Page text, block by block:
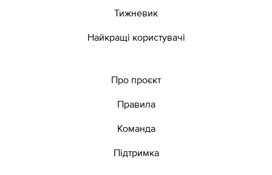
Тижневик
Найкращі користувачі
Про проєкт
Правила
Команда
Підтримка